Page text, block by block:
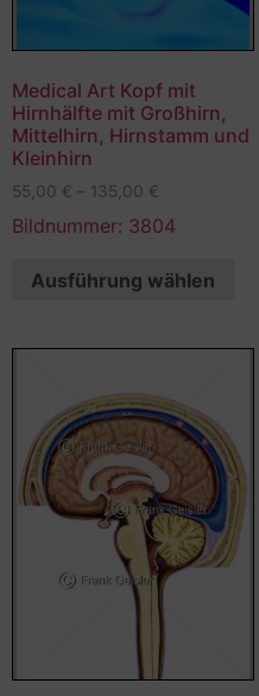
Medical Art Kopf mit
Hirnhälfte mit Großhirn,
Mittelhirn, Hirnstamm und
Kleinhirn
55,00 € – 135,00 €
Bildnummer: 3804
Ausführung wählen